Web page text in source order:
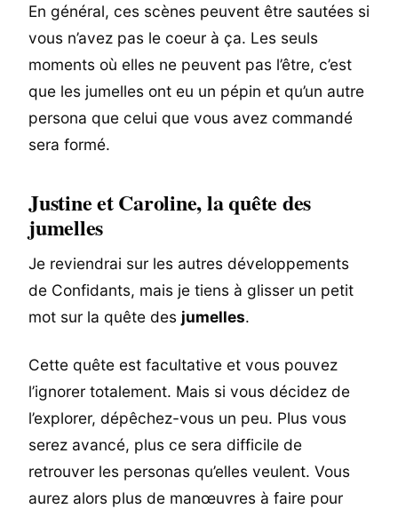
En général, ces scènes peuvent être sautées si
vous n’avez pas le coeur à ça. Les seuls
moments où elles ne peuvent pas l’être, c’est
que les jumelles ont eu un pépin et qu’un autre
persona que celui que vous avez commandé
sera formé.
Justine et Caroline, la quête des
jumelles
Je reviendrai sur les autres développements
de Confidants, mais je tiens à glisser un petit
mot sur la quête des jumelles.
Cette quête est facultative et vous pouvez
l’ignorer totalement. Mais si vous décidez de
l’explorer, dépêchez-vous un peu. Plus vous
serez avancé, plus ce sera difficile de
retrouver les personas qu’elles veulent. Vous
aurez alors plus de manœuvres à faire pour